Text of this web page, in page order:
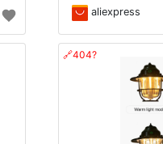
aliexpress
🔗404?